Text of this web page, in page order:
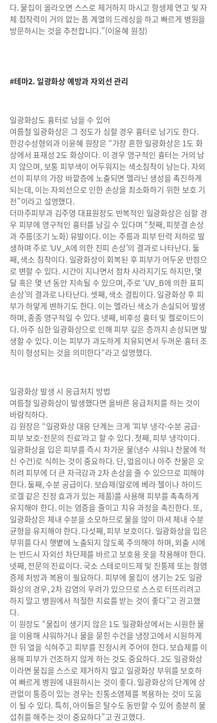
다. 물집이 올라오면 스스로 제거하지 마시고 항생제 연고 및 자
체 접착력이 거의 없는 폼 계열의 드레싱을 하고 빠르게 병원을
방문하시는 것을 추천합니다.”(이윤혜 원장)
#테마2. 일광화상 예방과 자외선 관리
일광화상도 흉터로 남을 수 있어
여름철 일광화상은 그 정도가 심할 경우 흉터로 남기도 한다.
한강수성형외과 이윤혜 원장은 “가장 흔한 일광화상은 1도 화
상에서 표재성 2도 화상이다. 이 경우 영구적인 흉터는 거의 남
지 않으며, 보통 피부색이 어두워지는 색소침착이 남는다. 자외
선이 피부의 가장 바깥층에 노출되면 멜라닌 생성을 촉진하게
되는데, 이는 자외선으로 인한 손상을 최소화하기 위한 보호 기
전”이라고 설명했다.
더마주피부과 김주영 대표원장도 반복적인 일광화상은 심할 경
우 피부에 영구적인 흉터를 남길 수 있다며 “첫째, 피붓결 손상
과 주름(조기 노화) 유발이다. 이는 주름과 피부 탄력 저하로 발
생하며 주로 ‘UV_A에 의한 진피 손상’의 결과로 나타난다. 둘
째, 색소 침착이다. 일광화상이 회복된 후 피부가 어두운 반점으
로 변할 수 있다. 시간이 지나면서 점차 사라지기도 하지만, 몇
달 혹은 몇 년 동안 지속될 수 있으며, 주로 ‘UV_B에 의한 표피
손상’의 결과로 나타난다. 셋째, 색소 결핍이다. 일광화상 후 피
부가 하얗게 변하기도 한다. 이는 멜라닌 색소가 손실되어 발생
하며, 종종 영구적일 수 있다. 넷째, 비후성 흉터 및 켈로이드이
다. 아주 심한 일광화상으로 인해 피부 깊은 층까지 손상되면 발
생할 수 있다. 이는 피부가 과도하게 치유되면서 두꺼운 흉터 조
직이 형성되는 것을 의미한다“라고 설명했다.
일광화상 발생 시 응급처치 방법
여름철 일광화상이 발생했다면 올바른 응급처치를 하는 것이
바람직하다.
김 원장은 “일광화상 대응 단계는 크게 ‘피부 냉각-수분 공급-
피부 보호-전문의 진료’라고 할 수 있다. 첫째, 피부 냉각이다.
일광화상을 입은 피부를 즉시 차가운 물(냉수 샤워나 찬물에 적
신 수건)로 식히는 것이 중요하다. 단, 얼음이나 아주 찬물은 오
히려 피부에 더 큰 자극감과 2차 손상을 줄 수 있으므로 피해야
한다. 둘째, 수분 공급이다. 보습제(알로에 베라 젤이나 하이드
로겔 같은 진정 효과가 있는 제품)를 사용해 피부를 촉촉하게
유지해야 한다. 이는 염증을 줄이고 치유 과정을 촉진한다. 또,
일광화상은 체내 수분을 소모하므로 물을 많이 마셔 체내 수분
균형을 유지해야 한다. 다섯째, 피부 보호이다. 일광화상을 입은
부위를 다시 햇볕에 노출되지 않도록 주의해야 하며, 외출 시에
는 반드시 자외선 차단제를 바르고 보호용 옷을 착용해야 한다.
넷째, 전문의 진료이다. 국소 스테로이드제 및 진통제 또는 항염
증제 처방과 복용이 필요하다. 피부에 물집이 생기는 2도 일광
화상의 경우, 2차 감염의 우려가 있으므로 스스로 터뜨리려고
하지 말고 병원에서 적절한 치료를 받는 것이 좋다”고 권고했
다.
이 원장도 “물집이 생기지 않은 1도 일광화상에서는 시원한 물
을 이용해 샤워하거나 물을 묻힌 수건을 냉장고에서 시원하게
한 뒤 열을 식혀주고 피부를 진정시켜 주어야 한다. 보습제를 이
용해 피부가 건조하지 않게 하는 것도 중요하다. 2도 일광화상
이라면 물집을 스스로 제거하지 말고 일광화상 부위를 보호하
여 빠르게 병원에 내원하시는 것이 좋다. 일광화상의 단계에 상
관없이 통증이 있는 경우는 진통소염제를 복용하는 것이 도움
이 될 수 있다. 특히, 아이들은 탈수도 동반할 수 있어 충분히 물
섭취를 해주는 것이 중요하다”고 권고했다.